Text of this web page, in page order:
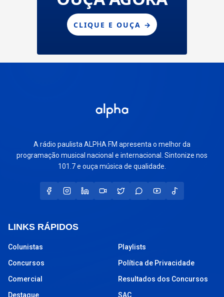
A rádio paulista ALPHA FM apresenta o melhor da
programação musical nacional e internacional. Sintonize nos
101.7 e ouça música de qualidade.
LINKS RÁPIDOS
Colunistas
Concursos
Comercial
Destaque
Playlists
Política de Privacidade
Resultados dos Concursos
SAC